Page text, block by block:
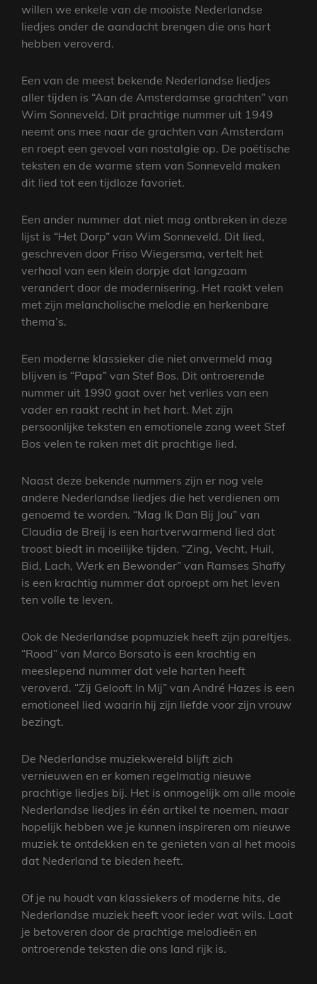
willen we enkele van de mooiste Nederlandse
liedjes onder de aandacht brengen die ons hart
hebben veroverd.
Een van de meest bekende Nederlandse liedjes
aller tijden is “Aan de Amsterdamse grachten” van
Wim Sonneveld. Dit prachtige nummer uit 1949
neemt ons mee naar de grachten van Amsterdam
en roept een gevoel van nostalgie op. De poëtische
teksten en de warme stem van Sonneveld maken
dit lied tot een tijdloze favoriet.
Een ander nummer dat niet mag ontbreken in deze
lijst is “Het Dorp” van Wim Sonneveld. Dit lied,
geschreven door Friso Wiegersma, vertelt het
verhaal van een klein dorpje dat langzaam
verandert door de modernisering. Het raakt velen
met zijn melancholische melodie en herkenbare
thema’s.
Een moderne klassieker die niet onvermeld mag
blijven is “Papa” van Stef Bos. Dit ontroerende
nummer uit 1990 gaat over het verlies van een
vader en raakt recht in het hart. Met zijn
persoonlijke teksten en emotionele zang weet Stef
Bos velen te raken met dit prachtige lied.
Naast deze bekende nummers zijn er nog vele
andere Nederlandse liedjes die het verdienen om
genoemd te worden. “Mag Ik Dan Bij Jou” van
Claudia de Breij is een hartverwarmend lied dat
troost biedt in moeilijke tijden. “Zing, Vecht, Huil,
Bid, Lach, Werk en Bewonder” van Ramses Shaffy
is een krachtig nummer dat oproept om het leven
ten volle te leven.
Ook de Nederlandse popmuziek heeft zijn pareltjes.
“Rood” van Marco Borsato is een krachtig en
meeslepend nummer dat vele harten heeft
veroverd. “Zij Gelooft In Mij” van André Hazes is een
emotioneel lied waarin hij zijn liefde voor zijn vrouw
bezingt.
De Nederlandse muziekwereld blijft zich
vernieuwen en er komen regelmatig nieuwe
prachtige liedjes bij. Het is onmogelijk om alle mooie
Nederlandse liedjes in één artikel te noemen, maar
hopelijk hebben we je kunnen inspireren om nieuwe
muziek te ontdekken en te genieten van al het moois
dat Nederland te bieden heeft.
Of je nu houdt van klassiekers of moderne hits, de
Nederlandse muziek heeft voor ieder wat wils. Laat
je betoveren door de prachtige melodieën en
ontroerende teksten die ons land rijk is.